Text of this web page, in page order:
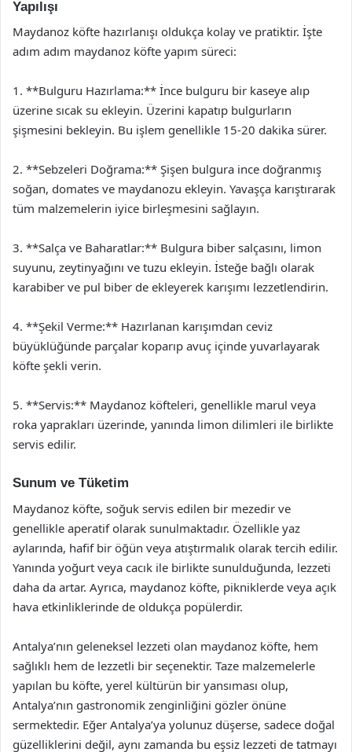
Yapılışı
Maydanoz köfte hazırlanışı oldukça kolay ve pratiktir. İşte
adım adım maydanoz köfte yapım süreci:
1. **Bulguru Hazırlama:** İnce bulguru bir kaseye alıp
üzerine sıcak su ekleyin. Üzerini kapatıp bulgurların
şişmesini bekleyin. Bu işlem genellikle 15-20 dakika sürer.
2. **Sebzeleri Doğrama:** Şişen bulgura ince doğranmış
soğan, domates ve maydanozu ekleyin. Yavaşça karıştırarak
tüm malzemelerin iyice birleşmesini sağlayın.
3. **Salça ve Baharatlar:** Bulgura biber salçasını, limon
suyunu, zeytinyağını ve tuzu ekleyin. İsteğe bağlı olarak
karabiber ve pul biber de ekleyerek karışımı lezzetlendirin.
4. **Şekil Verme:** Hazırlanan karışımdan ceviz
büyüklüğünde parçalar koparıp avuç içinde yuvarlayarak
köfte şekli verin.
5. **Servis:** Maydanoz köfteleri, genellikle marul veya
roka yaprakları üzerinde, yanında limon dilimleri ile birlikte
servis edilir.
Sunum ve Tüketim
Maydanoz köfte, soğuk servis edilen bir mezedir ve
genellikle aperatif olarak sunulmaktadır. Özellikle yaz
aylarında, hafif bir öğün veya atıştırmalık olarak tercih edilir.
Yanında yoğurt veya cacık ile birlikte sunulduğunda, lezzeti
daha da artar. Ayrıca, maydanoz köfte, pikniklerde veya açık
hava etkinliklerinde de oldukça popülerdir.
Antalya’nın geleneksel lezzeti olan maydanoz köfte, hem
sağlıklı hem de lezzetli bir seçenektir. Taze malzemelerle
yapılan bu köfte, yerel kültürün bir yansıması olup,
Antalya’nın gastronomik zenginliğini gözler önüne
sermektedir. Eğer Antalya’ya yolunuz düşerse, sadece doğal
güzelliklerini değil, aynı zamanda bu eşsiz lezzeti de tatmayı